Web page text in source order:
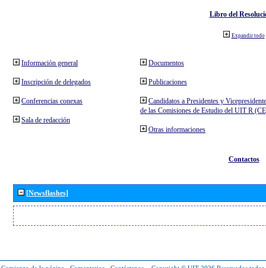
Libro del
Expandir todo
Información general
Inscripción de delegados
Conferencias conexas
Sala de redacción
Documentos
Publicaciones
Candidatos a Presidentes y
de las Comisiones de Estudio del UIT R
Otras informaciones
Contactos
[Newsflashes]